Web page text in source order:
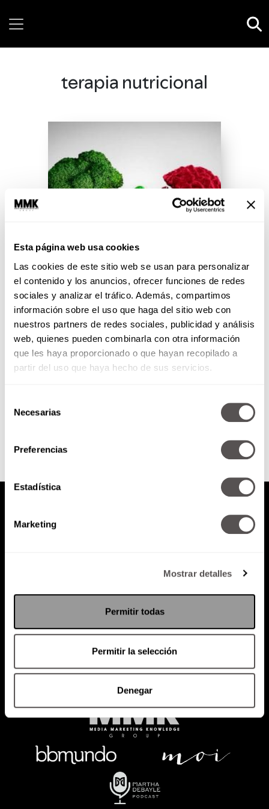
Esta página web usa cookies
Las cookies de este sitio web se usan para personalizar
el contenido y los anuncios, ofrecer funciones de redes
sociales y analizar el tráfico. Además, compartimos
información sobre el uso que haga del sitio web con
nuestros partners de redes sociales, publicidad y análisis
web, quienes pueden combinarla con otra información
que les haya proporcionado o que hayan recopilado a
partir del uso que haya hecho de sus servicios.
Necesarias
Preferencias
Estadística
Marketing
Mostrar detalles
Permitir todas
Permitir la selección
Denegar
terapia nutricional
El cáncer y la alimentación
El 40% de los pacientes con
cáncer actualmente mueren de
malnutrición y no del cáncer.
Política de Privacidad
PODCAST RADIO MARTHA EVENTOS
SACA TU ID